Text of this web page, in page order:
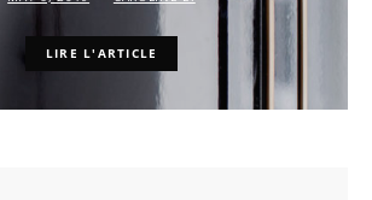
LIRE L'ARTICLE